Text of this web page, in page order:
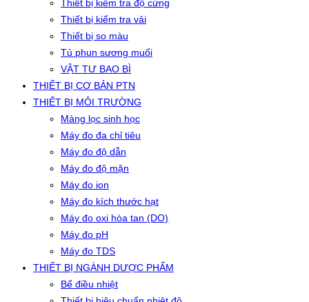
Thiết bị kiểm tra độ cứng
Thiết bị kiểm tra vải
Thiết bị so màu
Tủ phun sương muối
VẬT TƯ BAO BÌ
THIẾT BỊ CƠ BẢN PTN
THIẾT BỊ MÔI TRƯỜNG
Màng lọc sinh học
Máy đo đa chỉ tiêu
Máy đo độ dẫn
Máy đo độ mặn
Máy đo ion
Máy đo kích thước hạt
Máy đo oxi hòa tan (DO)
Máy đo pH
Máy đo TDS
THIẾT BỊ NGÀNH DƯỢC PHẨM
Bể điều nhiệt